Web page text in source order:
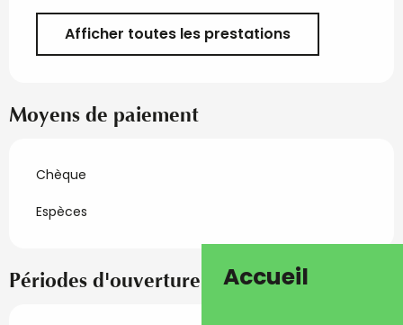
Accueil
Afficher toutes les prestations
Moyens de paiement
Chèque
Espèces
Périodes d'ouverture